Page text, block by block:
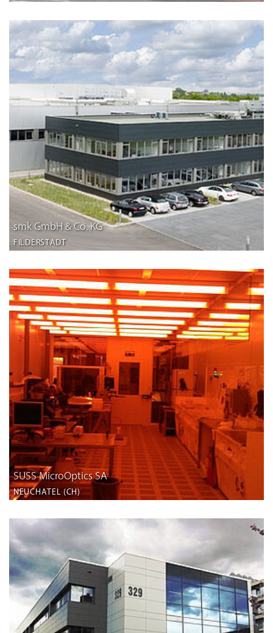
smk GmbH & Co. KG
FILDERSTADT
SUSS MicroOptics SA
NEUCHATEL (CH)